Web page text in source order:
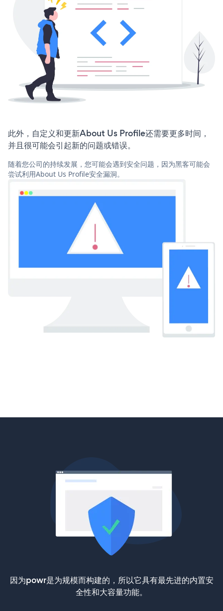
此外，自定义和更新About Us Profile还需要更多时间，
并且很可能会引起新的问题或错误。
随着您公司的持续发展，您可能会遇到安全问题，因为黑客可能会
尝试利用About Us Profile安全漏洞。
因为powr是为规模而构建的，所以它具有最先进的内置安
全性和大容量功能。